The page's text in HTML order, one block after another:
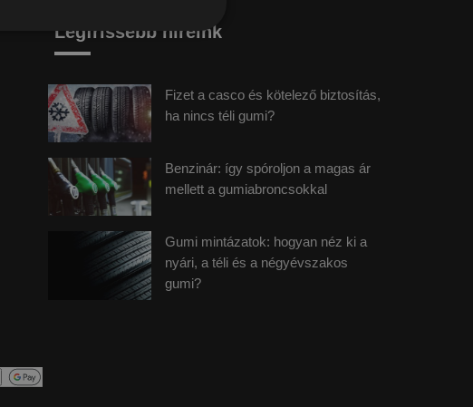
Legfrissebb híreink
Fizet a casco és kötelező biztosítás,
ha nincs téli gumi?
Benzinár: így spóroljon a magas ár
mellett a gumiabroncsokkal
Gumi mintázatok: hogyan néz ki a
nyári, a téli és a négyévszakos
gumi?